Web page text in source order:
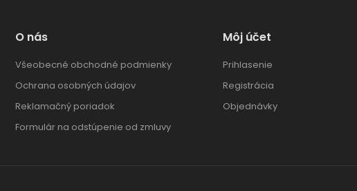
O nás
Všeobecné obchodné podmienky
Ochrana osobných údajov
Reklamačný poriadok
Formulár na odstúpenie od zmluvy
Môj účet
Prihlasenie
Registrácia
Objednávky